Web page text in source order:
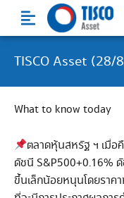
content
TISCO Asset (28/
What to know today
ตลาดหุ้นสหรัฐ ฯ เมื่อ
ดัชนี S&P500+0.16%
ขึ้นเล็กน้อยหนุนโดยราค